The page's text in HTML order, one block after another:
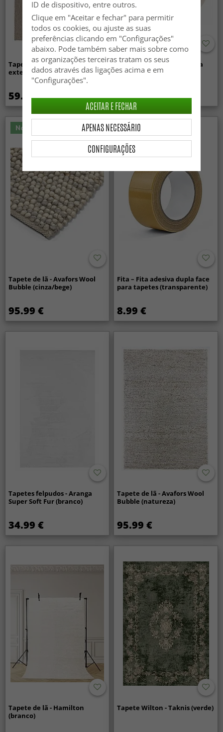
Tapete para interior e
exterior - Arlo (bege)
59.99 €
Tapetes redondos - Aranga
Super Soft Fur (bege)
34.99 €
Novidade
Tapete de lã - Avafors Wool
Bubble (cinza/bege)
95.99 €
Novidade
Fita – Fita adesiva dupla face
para tapetes (transparente)
8.99 €
Tapetes felpudos - Aranga
Super Soft Fur (branco)
34.99 €
Tapete de lã - Avafors Wool
Bubble (natureza)
95.99 €
Tapete de lã - Hamilton
(branco)
Tapete Wilton - Taknis (verde)
ID de dispositivo, entre outros.
Clique em "Aceitar e fechar" para permitir
todos os cookies, ou ajuste as suas
preferências clicando em "Configurações"
abaixo. Pode também saber mais sobre como
as organizações terceiras tratam os seus
dados através das ligações acima e em
"Configurações".
CONFIGURAÇÕES
APENAS NECESSÁRIO
ACEITAR E FECHAR